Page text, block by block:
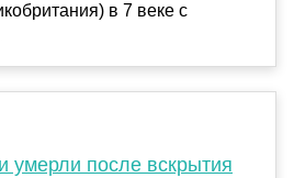
в 7 веке с
умерли после вскрытия